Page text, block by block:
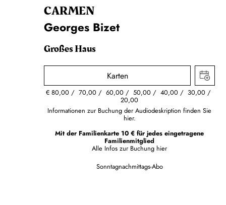
CARMEN
Georges Bizet
Großes Haus
Karten
€80,00 70,00 60,00 50,00 40,00 30,00
20,00
Informationen zur Buchung der Audiodeskription finden Sie
hier.
Mit der Familienkarte 10 € für jedes eingetragene
Familienmitglied
Alle Infos zur Buchung hier
Sonntagnachmittags-Abo